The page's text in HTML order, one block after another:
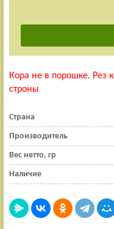
Кора не в порошке.
строны
Страна
Производитель
Вес нетто, гр
Наличие